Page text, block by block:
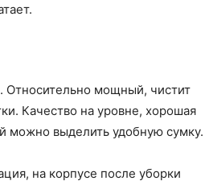
Относительно мощный, чистит
Качество на уровне, хорошая
можно выделить удобную сумку.
на корпусе после уборки